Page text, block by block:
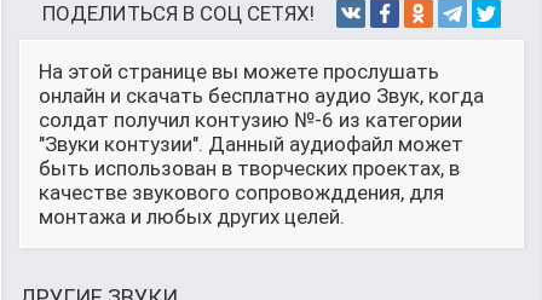
ПОДЕЛИТЬСЯ В СОЦ СЕТЯХ!
На этой странице вы можете прослушать
онлайн и скачать бесплатно аудио Звук, когда
солдат получил контузию №-6 из категории
"Звуки контузии". Данный аудиофайл может
быть использован в творческих проектах, в
качестве звукового сопровожддения, для
монтажа и любых других целей.